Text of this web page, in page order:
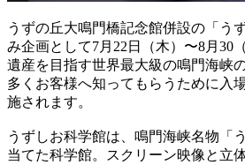
うずの丘大鳴門橋記念館併設の「う
み企画として7月22日（木）〜8月30
遺産を目指す世界最大級の鳴門海峡
多くお客様へ知ってもらうために入
施されます。
うずしお科学館は、鳴門海峡名物「
当てた科学館。スクリーン映像と立